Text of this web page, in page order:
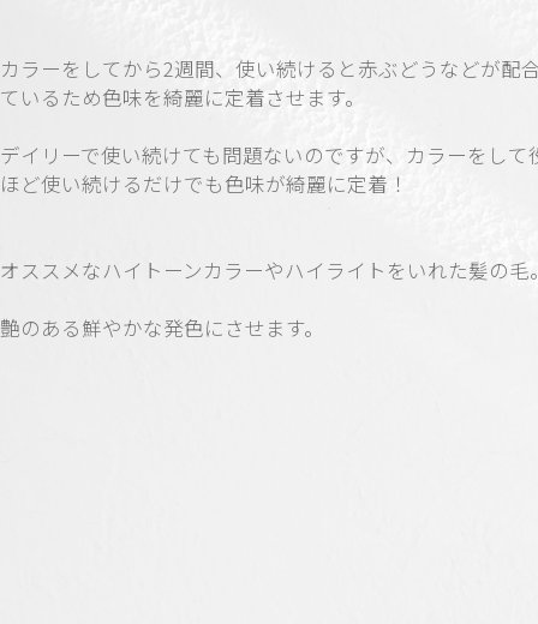
カラーをしてから2週間、使い続けると赤ぶどうなどが配
ているため色味を綺麗に定着させます。
デイリーで使い続けても問題ないのですが、カラーをして
ほど使い続けるだけでも色味が綺麗に定着！
オススメなハイトーンカラーやハイライトをいれた髪の毛
艶のある鮮やかな発色にさせます。